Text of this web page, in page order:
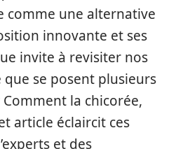
comme une alternative
innovante et ses
invite à revisiter nos
se posent plusieurs
la chicorée,
article éclaircit ces
et des